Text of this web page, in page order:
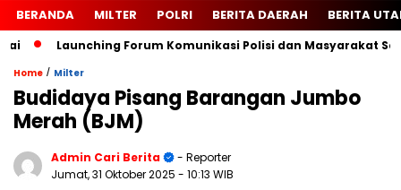
BERANDA MILTER POLRI BERITA DAERAH BERITA
Launching Forum Komunikasi Polisi dan Masyarakat Sekolah
Home / Milter
Budidaya Pisang Barangan Jumbo
Merah (BJM)
Admin Cari Berita
- Reporter
Jumat, 31 Oktober 2025 - 10:13 WIB